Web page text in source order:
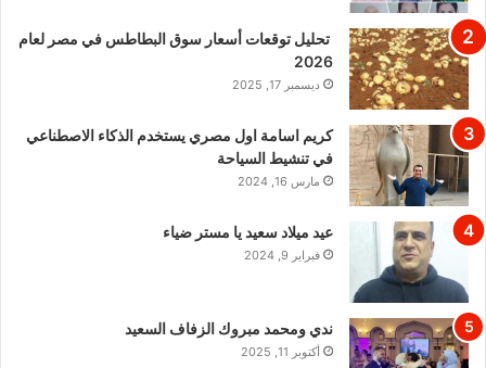
تحليل توقعات أسعار سوق البطاطس في مصر لعام
2026
ديسمبر 17, 2025
كريم اسامة اول مصري يستخدم الذكاء الاصطناعي
في تنشيط السياحة
مارس 16, 2024
عيد ميلاد سعيد يا مستر ضياء
فبراير 9, 2024
ندي ومحمد مبروك الزفاف السعيد
أكتوبر 11, 2025